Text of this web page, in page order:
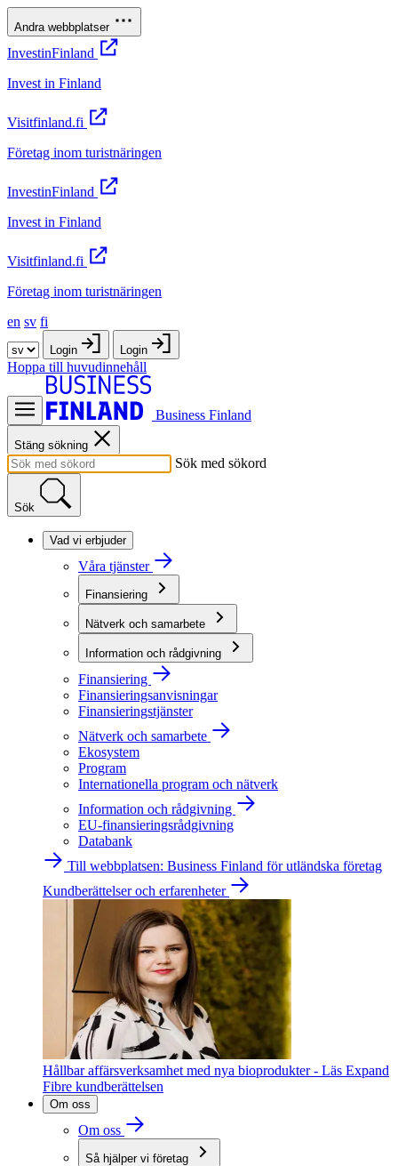
Andra webbplatser
InvestinFinland
Invest in Finland
Visitfinland.fi
Företag inom turistnäringen
InvestinFinland
Invest in Finland
Visitfinland.fi
Företag inom turistnäringen
en sv fi
Login Login
Hoppa till huvudinnehåll
Business Finland
Stäng sökning
Sök med sökord
Sök
Vad vi erbjuder
Våra tjänster
Finansiering
Nätverk och samarbete
Information och rådgivning
Finansiering
Finansieringsanvisningar
Finansieringstjänster
Nätverk och samarbete
Ekosystem
Program
Internationella program och nätverk
Information och rådgivning
EU-finansieringsrådgivning
Databank
Till webbplatsen: Business Finland för utländska företag
Kundberättelser och erfarenheter
Hållbar affärsverksamhet med nya bioprodukter - Läs Expand
Fibre kundberättelsen
Om oss
Om oss
Så hjälper vi företag